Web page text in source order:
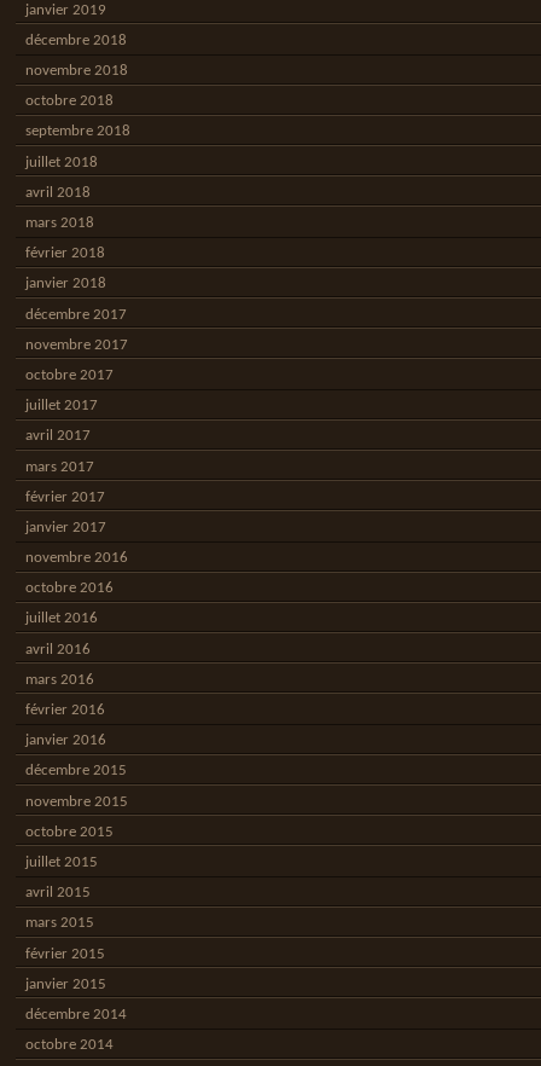
janvier 2019
décembre 2018
novembre 2018
octobre 2018
septembre 2018
juillet 2018
avril 2018
mars 2018
février 2018
janvier 2018
décembre 2017
novembre 2017
octobre 2017
juillet 2017
avril 2017
mars 2017
février 2017
janvier 2017
novembre 2016
octobre 2016
juillet 2016
avril 2016
mars 2016
février 2016
janvier 2016
décembre 2015
novembre 2015
octobre 2015
juillet 2015
avril 2015
mars 2015
février 2015
janvier 2015
décembre 2014
octobre 2014